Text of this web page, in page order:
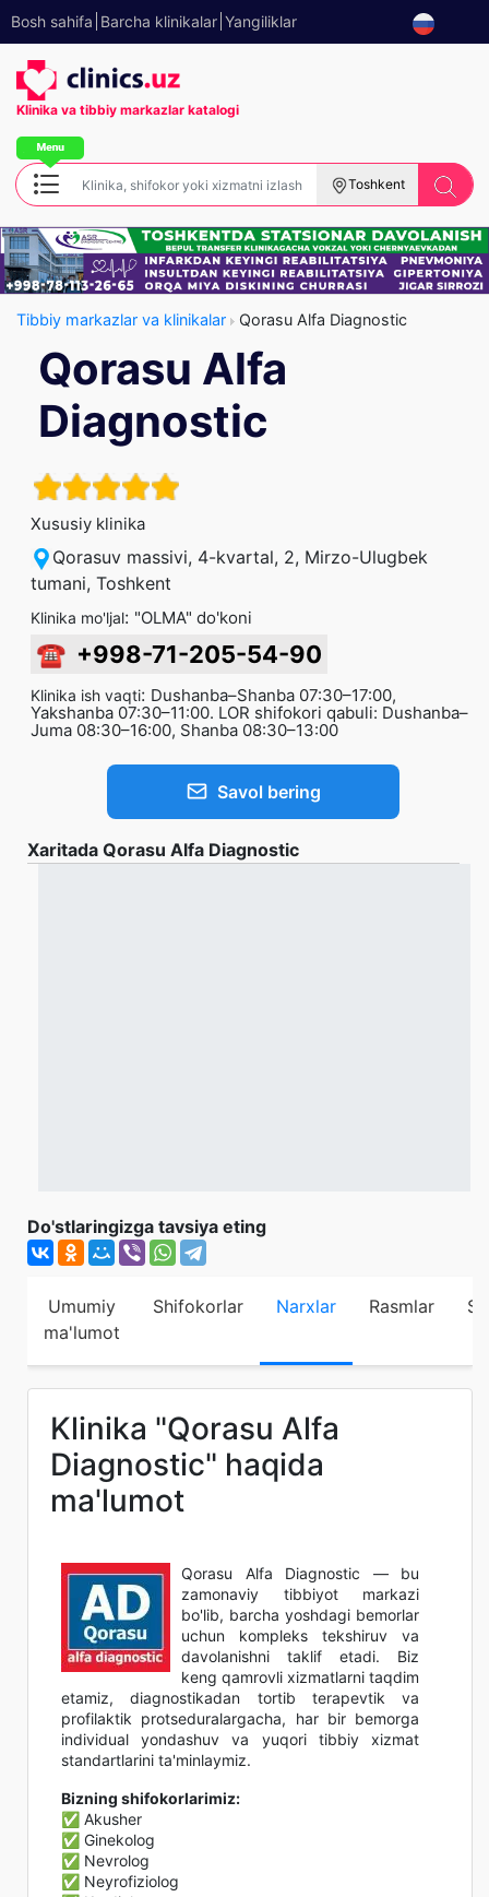
Bosh sahifa Barcha klinikalar Yangiliklar
Klinika va tibbiy markazlar katalogi
Toshkent
Tibbiy markazlar va klinikalar Qorasu Alfa Diagnostic
Qorasu Alfa
Diagnostic
Xususiy klinika
Qorasuv massivi, 4-kvartal, 2, Mirzo-Ulugbek
tumani, Toshkent
Klinika mo'ljal: "OLMA" do'koni
☎ +998-71-205-54-90
Klinika ish vaqti: Dushanba–Shanba 07:30–17:00,
Yakshanba 07:30–11:00. LOR shifokori qabuli: Dushanba–
Juma 08:30–16:00, Shanba 08:30–13:00
Savol bering
Xaritada Qorasu Alfa Diagnostic
Do'stlaringizga tavsiya eting
Umumiy
ma'lumot
Shifokorlar Narxlar Rasmlar
Klinika "Qorasu Alfa
Diagnostic" haqida
ma'lumot
Qorasu Alfa Diagnostic — bu
zamonaviy tibbiyot markazi
bo'lib, barcha yoshdagi bemorlar
uchun kompleks tekshiruv va
davolanishni taklif etadi. Biz
keng qamrovli xizmatlarni taqdim
etamiz, diagnostikadan tortib terapevtik va
profilaktik protseduralargacha, har bir bemorga
individual yondashuv va yuqori tibbiy xizmat
standartlarini ta'minlaymiz.
Bizning shifokorlarimiz:
✅ Akusher
✅ Ginekolog
✅ Nevrolog
✅ Neyrofiziolog